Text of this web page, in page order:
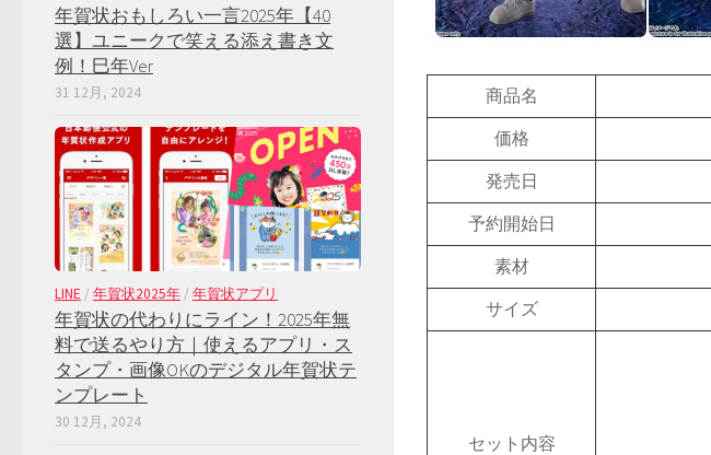
商品名
価格
発売日
予約開始日
素材
サイズ
セット内容
年賀状おもしろい一言2025年【40
選】ユニークで笑える添え書き文
例！巳年Ver
31 12月, 2024
LINE / 年賀状2025年 / 年賀状アプリ
年賀状の代わりにライン！2025年無
料で送るやり方｜使えるアプリ・ス
タンプ・画像OKのデジタル年賀状テ
ンプレート
30 12月, 2024